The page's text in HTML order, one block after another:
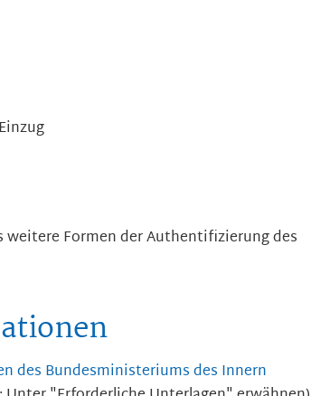
weitere Formen der Authentifizierung des
des Bundesministeriums des Innern